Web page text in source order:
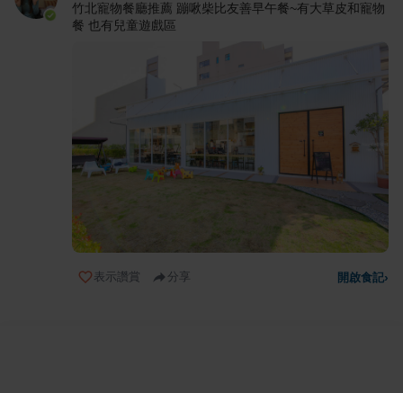
竹北寵物餐廳推薦 蹦啾柴比友善早午餐~有大草皮和寵物
餐 也有兒童遊戲區
表示讚賞 分享 開啟食記›